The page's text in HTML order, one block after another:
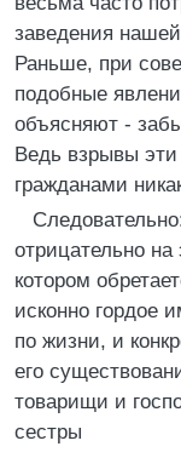
заведения
Раньше, при
подобные
объясняют -
Ведь взрывы
гражданами
отрицательно на
котором
исконно гордое
по жизни, и
его
товарищи и
сестры